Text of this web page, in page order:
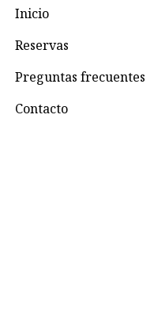
Inicio
Reservas
Preguntas frecuentes
Contacto